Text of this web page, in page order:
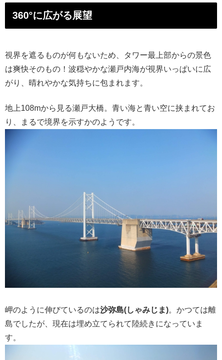
360°に広がる展望
視界を遮るものが何もないため、タワー最上部からの景色
は爽快そのもの！波穏やかな瀬戸内海が視界いっぱいに広
がり、晴れやかな気持ちに包まれます。
地上108mから見る瀬戸大橋。青い海と青い空に挟まれてお
り、まるで境界を示すかのようです。
岬のように伸びているのは沙弥島(しゃみじま)。かつては離
島でしたが、現在は埋め立てられて陸続きになっていま
す。